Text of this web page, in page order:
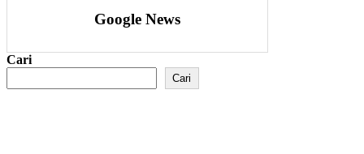
Google News
Cari
Cari